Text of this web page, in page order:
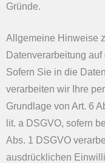
Gründe.
Allgemeine Hinweise
Datenverarbeitung
Sofern Sie in die
verarbeiten wir Ihre
Grundlage von Art. 6
lit. a DSGVO, sofern
Abs. 1 DSGVO
ausdrücklichen